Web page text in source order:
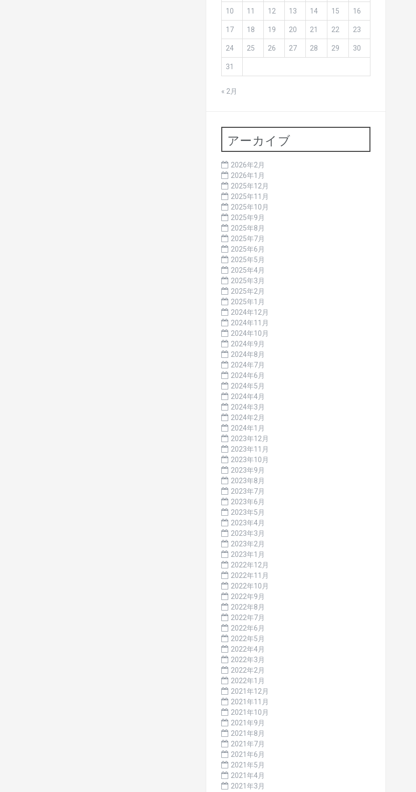
10 11 12 13 14 15 16
17 18 19 20 21 22 23
24 25 26 27 28 29 30
31
« 2月
アーカイブ
2026年2月
2026年1月
2025年12月
2025年11月
2025年10月
2025年9月
2025年8月
2025年7月
2025年6月
2025年5月
2025年4月
2025年3月
2025年2月
2025年1月
2024年12月
2024年11月
2024年10月
2024年9月
2024年8月
2024年7月
2024年6月
2024年5月
2024年4月
2024年3月
2024年2月
2024年1月
2023年12月
2023年11月
2023年10月
2023年9月
2023年8月
2023年7月
2023年6月
2023年5月
2023年4月
2023年3月
2023年2月
2023年1月
2022年12月
2022年11月
2022年10月
2022年9月
2022年8月
2022年7月
2022年6月
2022年5月
2022年4月
2022年3月
2022年2月
2022年1月
2021年12月
2021年11月
2021年10月
2021年9月
2021年8月
2021年7月
2021年6月
2021年5月
2021年4月
2021年3月